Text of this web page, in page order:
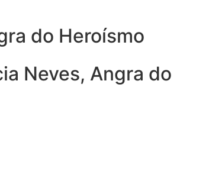
do Heroísmo
Neves, Angra do